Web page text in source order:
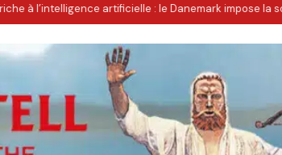
à l’intelligence artificielle : le Danemark impose la